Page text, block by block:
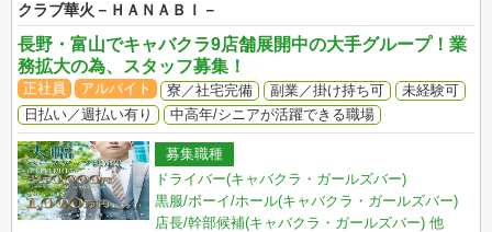
クラブ華火－ＨＡＮＡＢＩ－
長野・富山でキャバクラ9店舗展開中の大手グループ！業
務拡大の為、スタッフ募集！
正社員 アルバイト 寮／社宅完備 副業／掛け持ち可
未経験可
日払い／週払い有り
中高年/シニアが活躍できる職場
募集職種
ドライバー(キャバクラ・ガールズバー)
黒服/ボーイ/ホール(キャバクラ・ガールズバー)
店長/幹部候補(キャバクラ・ガールズバー) 他